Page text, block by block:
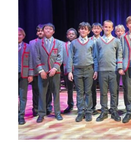
La zonificación
de la Ruta del Vino